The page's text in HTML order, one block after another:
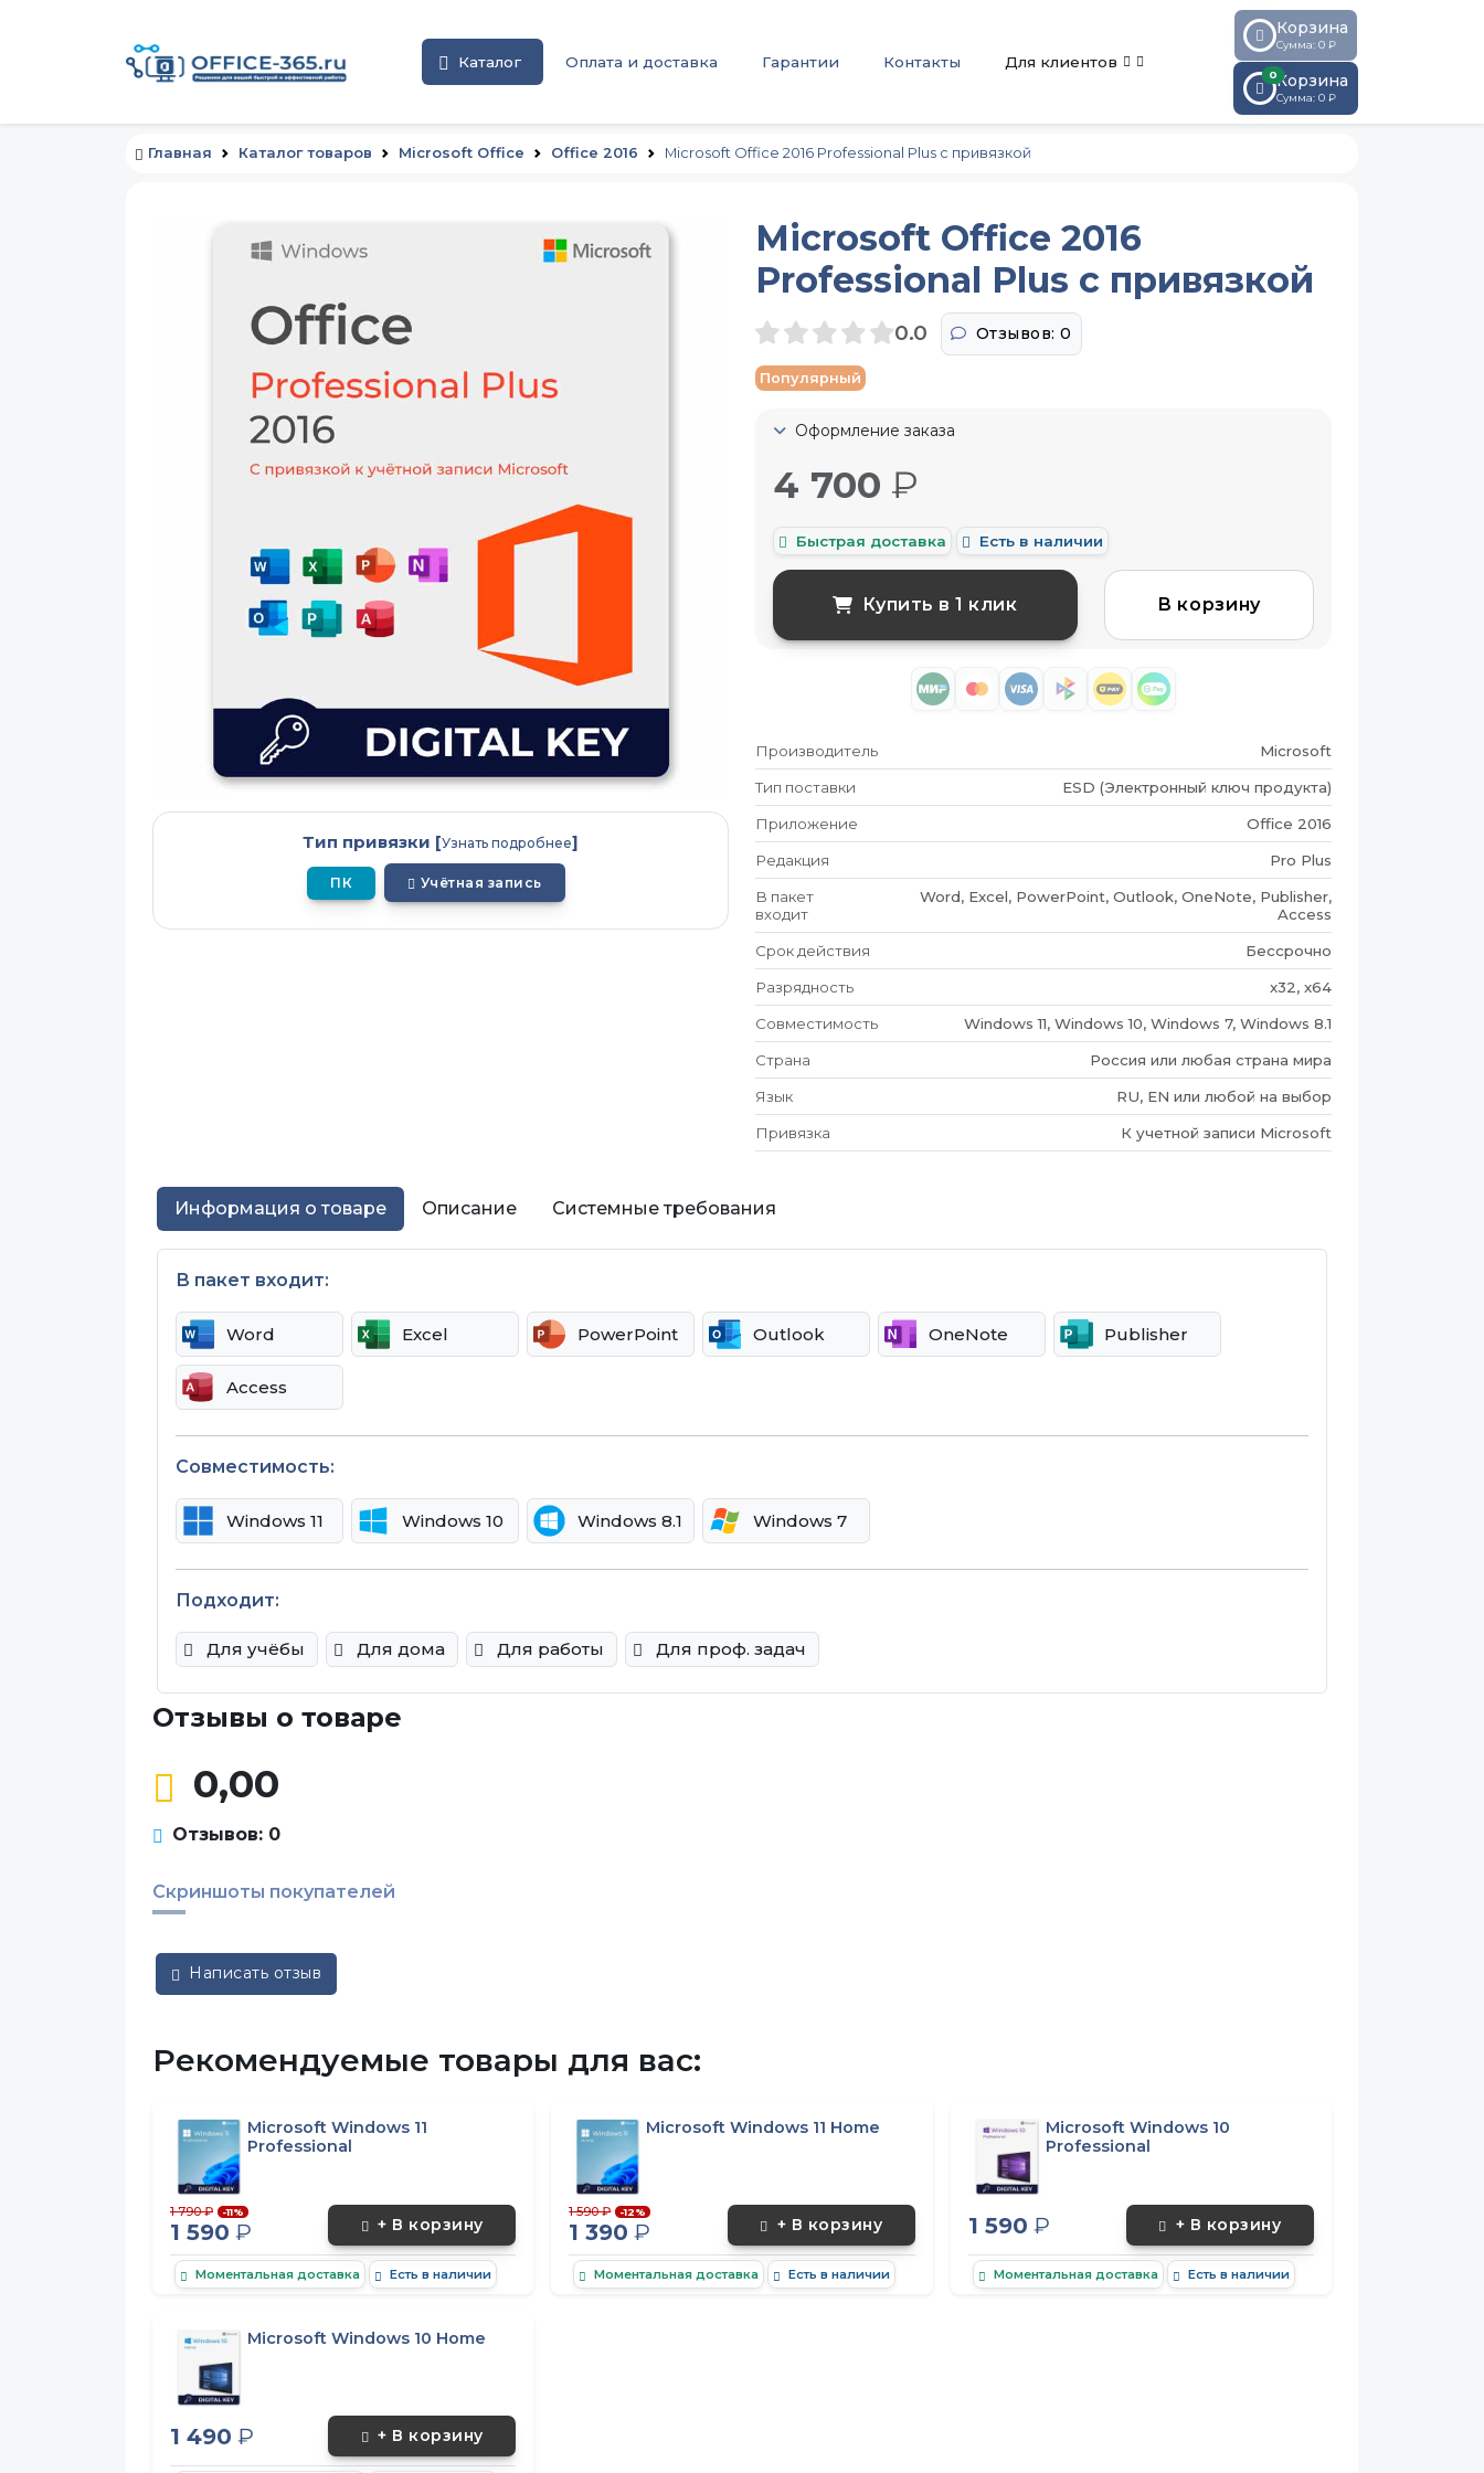
Каталог Оплата и доставка Гарантии Контакты Для клиентов
Корзина
Сумма: 0 ₽
0Корзина
Сумма: 0 ₽
Главная Каталог товаров Microsoft Office Office 2016 Microsoft Office 2016 Professional Plus с привязкой
Тип привязки [Узнать подробнее]
ПК Учётная запись
Microsoft Office 2016
Professional Plus с привязкой
0.0 Отзывов: 0
Популярный
Оформление заказа
4 700 ₽
Быстрая доставка Есть в наличии
Купить в 1 клик В корзину
Производитель Microsoft
Тип поставки ESD (Электронный ключ продукта)
Приложение Office 2016
Редакция Pro Plus
В пакет
входит
Word, Excel, PowerPoint, Outlook, OneNote, Publisher,
Access
Срок действия Бессрочно
Разрядность x32, x64
Совместимость Windows 11, Windows 10, Windows 7, Windows 8.1
Страна Россия или любая страна мира
Язык RU, EN или любой на выбор
Привязка К учетной записи Microsoft
Информация о товаре Описание Системные требования
В пакет входит:
Word Excel PowerPoint Outlook OneNote Publisher
Access
Совместимость:
Windows 11 Windows 10 Windows 8.1 Windows 7
Подходит:
Для учёбы Для дома Для работы Для проф. задач
Отзывы о товаре
0,00
Отзывов: 0
Скриншоты покупателей
Написать отзыв
Рекомендуемые товары для вас:
Microsoft Windows 11
Professional
1 790 ₽ -11%
1 590 ₽ + В корзину
Моментальная доставка Есть в наличии
Microsoft Windows 11 Home
1 590 ₽ -12%
1 390 ₽ + В корзину
Моментальная доставка Есть в наличии
Microsoft Windows 10
Professional
1 590 ₽ + В корзину
Моментальная доставка Есть в наличии
Microsoft Windows 10 Home
1 490 ₽ + В корзину